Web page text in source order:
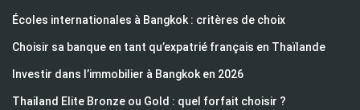
Écoles internationales à Bangkok : critères de choix
Choisir sa banque en tant qu’expatrié français en Thaïlande
Investir dans l’immobilier à Bangkok en 2026
Thailand Elite Bronze ou Gold : quel forfait choisir ?